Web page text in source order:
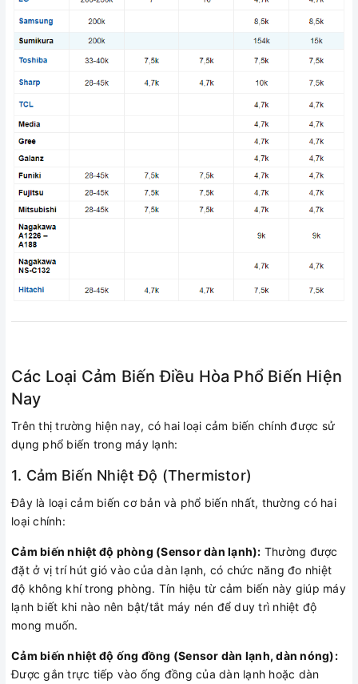
Các Loại Cảm Biến Điều Hòa Phổ Biến Hiện
Nay
Trên thị trường hiện nay, có hai loại cảm biến chính được sử
dụng phổ biến trong máy lạnh:
1. Cảm Biến Nhiệt Độ (Thermistor)
Đây là loại cảm biến cơ bản và phổ biến nhất, thường có hai
loại chính:
Cảm biến nhiệt độ phòng (Sensor dàn lạnh): Thường được
đặt ở vị trí hút gió vào của dàn lạnh, có chức năng đo nhiệt
độ không khí trong phòng. Tín hiệu từ cảm biến này giúp máy
lạnh biết khi nào nên bật/tắt máy nén để duy trì nhiệt độ
mong muốn.
Cảm biến nhiệt độ ống đồng (Sensor dàn lạnh, dàn nóng):
Được gắn trực tiếp vào ống đồng của dàn lạnh hoặc dàn